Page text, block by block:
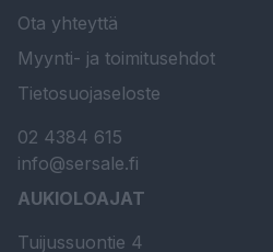
Ota yhteyttä
Myynti- ja toimitusehdot
Tietosuojaseloste
02 4384 615
info@sersale.fi
AUKIOLOAJAT
Tuijussuontie 4